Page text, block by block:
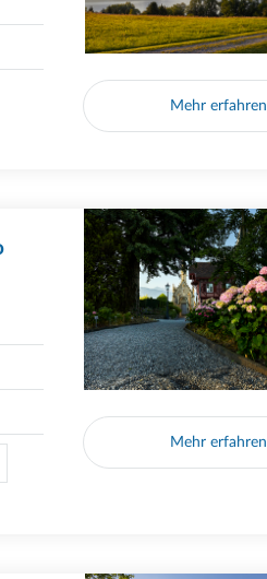
Mehr erfahren
Mehr erfahren